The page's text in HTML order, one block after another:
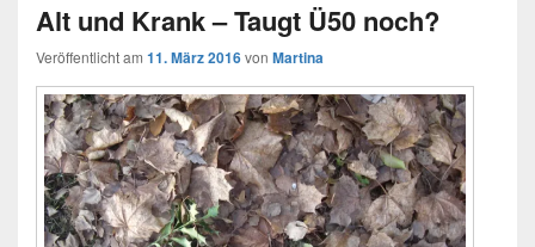
Alt und Krank – Taugt Ü50 noch?
Veröffentlicht am 11. März 2016von Martina